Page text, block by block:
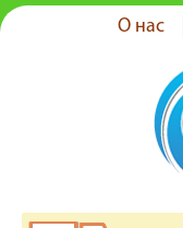
О нас